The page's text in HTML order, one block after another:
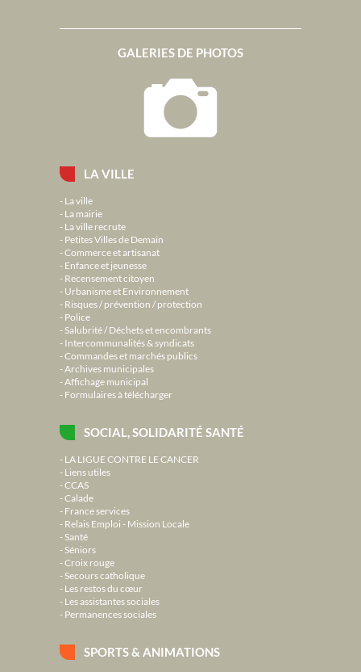
LA VILLE
La ville
La mairie
La ville recrute
Petites Villes de Demain
Commerce et artisanat
Enfance et jeunesse
Recensement citoyen
Urbanisme et Environnement
Risques / prévention / protection
Police
Salubrité / Déchets et encombrants
Intercommunalités & syndicats
Commandes et marchés publics
Archives municipales
Affichage municipal
Formulaires à télécharger
SOCIAL, SOLIDARITÉ SANTÉ
LA LIGUE CONTRE LE CANCER
Liens utiles
CCAS
Calade
France services
Relais Emploi - Mission Locale
Santé
Séniors
Croix rouge
Secours catholique
Les restos du cœur
Les assistantes sociales
Permanences sociales
SPORTS & ANIMATIONS
GALERIES DE PHOTOS